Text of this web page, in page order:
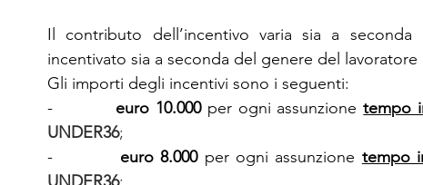
Il contributo dell’incentivo varia sia a
incentivato sia a seconda del genere del lavoratore
Gli importi degli incentivi sono i seguenti:
-
euro 10.000 per ogni assunzione tempo
UNDER36;
- euro 8.000 per ogni assunzione tempo